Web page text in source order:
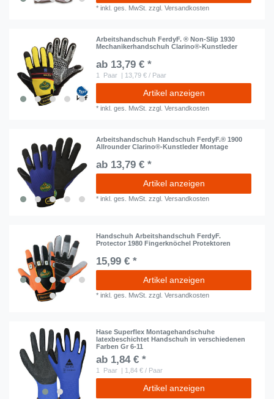
*inkl. ges. MwSt. zzgl.Versandkosten
Arbeitshandschuh FerdyF. ® Non-Slip 1930
Mechanikerhandschuh Clarino®-Kunstleder
ab 13,79 € *
1 Paar | 13,79 € / Paar
Artikel anzeigen
*inkl. ges. MwSt. zzgl.Versandkosten
Arbeitshandschuh Handschuh FerdyF.® 1900
Allrounder Clarino®-Kunstleder Montage
ab 13,79 € *
Artikel anzeigen
*inkl. ges. MwSt. zzgl.Versandkosten
Handschuh Arbeitshandschuh FerdyF.
Protector 1980 Fingerknöchel Protektoren
15,99 € *
Artikel anzeigen
*inkl. ges. MwSt. zzgl.Versandkosten
Hase Superflex Montagehandschuhe
latexbeschichtet Handschuh in verschiedenen
Farben Gr 6-11
ab 1,84 € *
1 Paar | 1,84 € / Paar
Artikel anzeigen